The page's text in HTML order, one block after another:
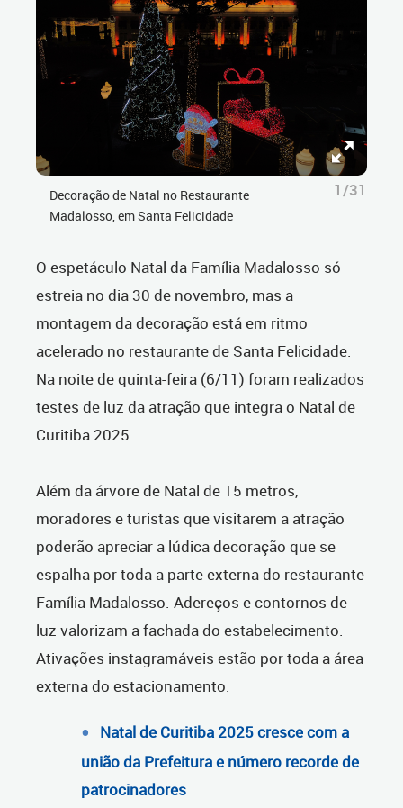
Decoração de Natal no Restaurante
Madalosso, em Santa Felicidade
1/31
O espetáculo Natal da Família Madalosso só
estreia no dia 30 de novembro, mas a
montagem da decoração está em ritmo
acelerado no restaurante de Santa Felicidade.
Na noite de quinta-feira (6/11) foram realizados
testes de luz da atração que integra o Natal de
Curitiba 2025.
Além da árvore de Natal de 15 metros,
moradores e turistas que visitarem a atração
poderão apreciar a lúdica decoração que se
espalha por toda a parte externa do restaurante
Família Madalosso. Adereços e contornos de
luz valorizam a fachada do estabelecimento.
Ativações instagramáveis estão por toda a área
externa do estacionamento.
Natal de Curitiba 2025 cresce com a
união da Prefeitura e número recorde de
patrocinadores